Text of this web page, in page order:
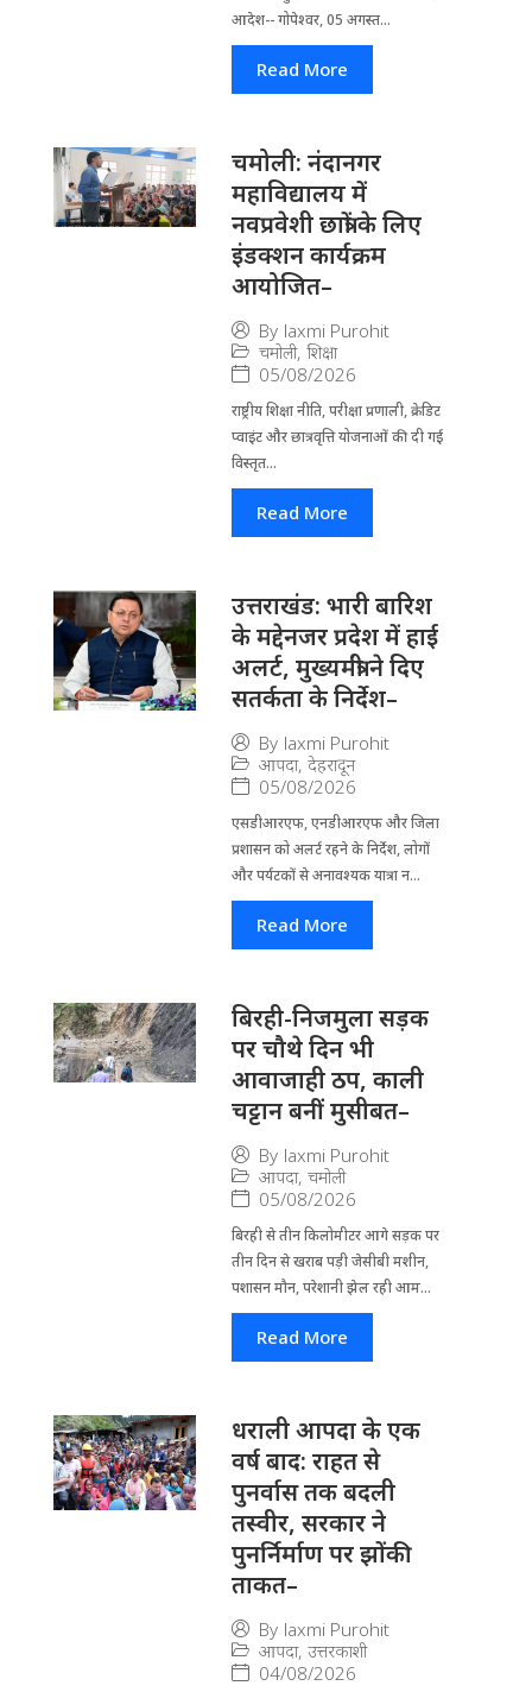
आदेश-- गोपेश्वर, 05 अगस्त...
Read More
चमोली: नंदानगर
महाविद्यालय में
नवप्रवेशी छात्रों के लिए
इंडक्शन कार्यक्रम
आयोजित–
By laxmi Purohit
चमोली, शिक्षा
05/08/2026
राष्ट्रीय शिक्षा नीति, परीक्षा प्रणाली, क्रेडिट
प्वाइंट और छात्रवृत्ति योजनाओं की दी गई
विस्तृत...
Read More
उत्तराखंड: भारी बारिश
के मद्देनजर प्रदेश में हाई
अलर्ट, मुख्यमंत्री ने दिए
सतर्कता के निर्देश–
By laxmi Purohit
आपदा, देहरादून
05/08/2026
एसडीआरएफ, एनडीआरएफ और जिला
प्रशासन को अलर्ट रहने के निर्देश, लोगों
और पर्यटकों से अनावश्यक यात्रा न...
Read More
बिरही-निजमुला सड़क
पर चौथे दिन भी
आवाजाही ठप, काली
चट्टान बनीं मुसीबत–
By laxmi Purohit
आपदा, चमोली
05/08/2026
बिरही से तीन किलोमीटर आगे सड़क पर
तीन दिन से खराब पड़ी जेसीबी मशीन,
पशासन मौन, परेशानी झेल रही आम...
Read More
धराली आपदा के एक
वर्ष बाद: राहत से
पुनर्वास तक बदली
तस्वीर, सरकार ने
पुनर्निर्माण पर झोंकी
ताकत–
By laxmi Purohit
आपदा, उत्तरकाशी
04/08/2026